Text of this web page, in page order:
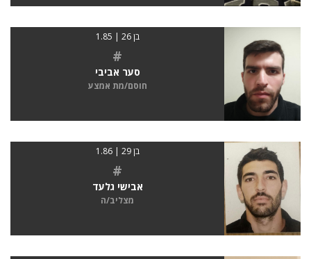
בן 26 | 1.85
#
סער אביבי
חוסם/מת אמצע
בן 29 | 1.86
#
אבישי גלעד
מצליב/ה